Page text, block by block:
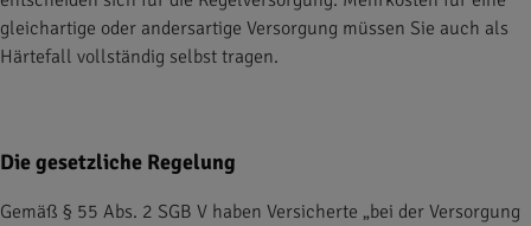
gleichartige oder andersartige Versorgung müssen Sie auch als
Härtefall vollständig selbst tragen.
Die gesetzliche Regelung
Gemäß § 55 Abs. 2 SGB V haben Versicherte „bei der Versorgung